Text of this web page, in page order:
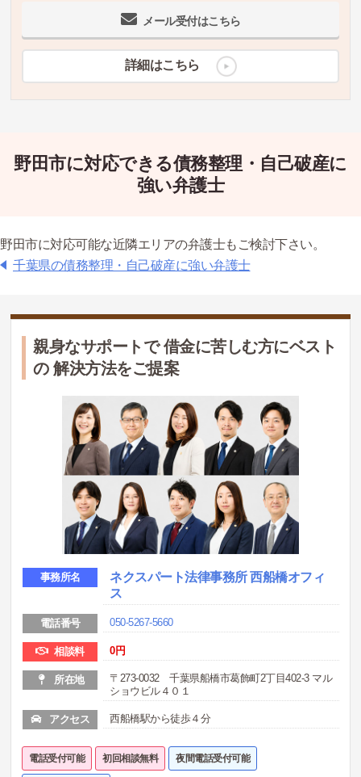
メール受付はこちら
詳細はこちら
野田市に対応できる債務整理・自己破産に
強い弁護士
野田市に対応可能な近隣エリアの弁護士もご検討下さい。
千葉県の債務整理・自己破産に強い弁護士
親身なサポートで 借金に苦しむ方にベスト
の 解決方法をご提案
事務所名
ネクスパート法律事務所 西船橋オフィ
ス
電話番号 050-5267-5660
相談料 0円
所在地
〒273-0032 千葉県船橋市葛飾町2丁目402-3 マル
ショウビル４０１
アクセス 西船橋駅から徒歩４分
電話受付可能 初回相談無料 夜間電話受付可能